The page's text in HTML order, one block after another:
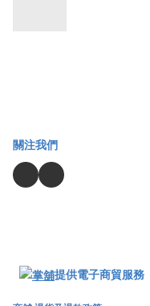
關注我們
提供電子商貿服務